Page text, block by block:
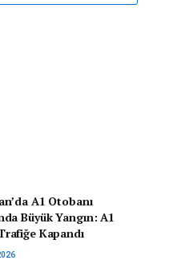
A1 Otobanı
Büyük Yangın: A1
Kapandı